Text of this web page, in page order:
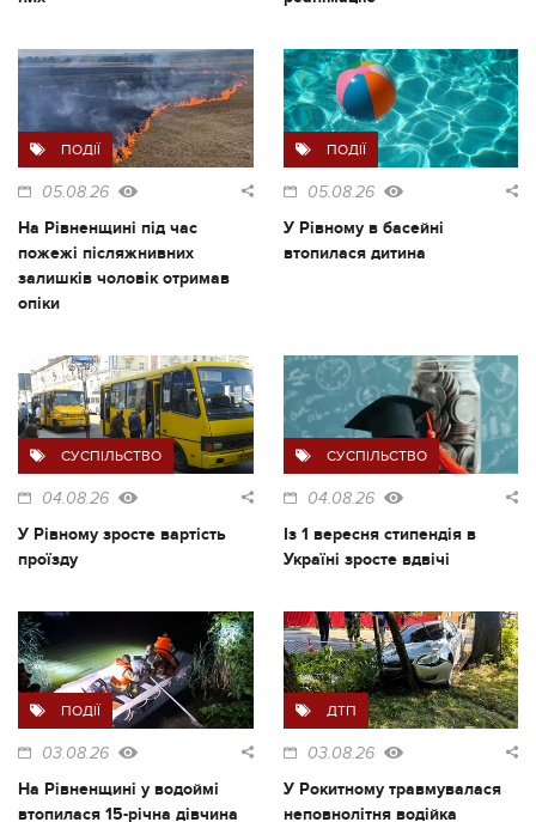
ПОДІЇ
05.08.26
На Рівненщині під час
пожежі післяжнивних
залишків чоловік отримав
опіки
ПОДІЇ
05.08.26
У Рівному в басейні
втопилася дитина
СУСПІЛЬСТВО
04.08.26
У Рівному зросте вартість
проїзду
СУСПІЛЬСТВО
04.08.26
Із 1 вересня стипендія в
Україні зросте вдвічі
ПОДІЇ
03.08.26
На Рівненщині у водоймі
втопилася 15-річна дівчина
ДТП
03.08.26
У Рокитному травмувалася
неповнолітня водійка